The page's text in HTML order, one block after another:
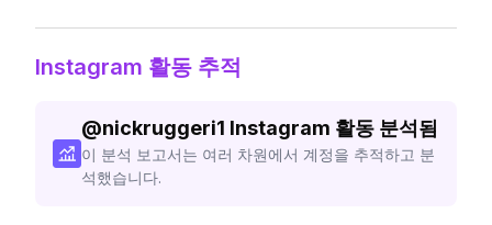
Instagram 활동 추적
@nickruggeri1 Instagram 활동 분석됨
이 분석 보고서는 여러 차원에서 계정을 추적하고 분
석했습니다.